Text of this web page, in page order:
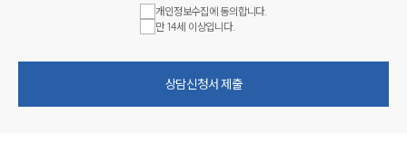
개인정보수집에 동의합니다.
만 14세 이상입니다.
상담신청서 제출